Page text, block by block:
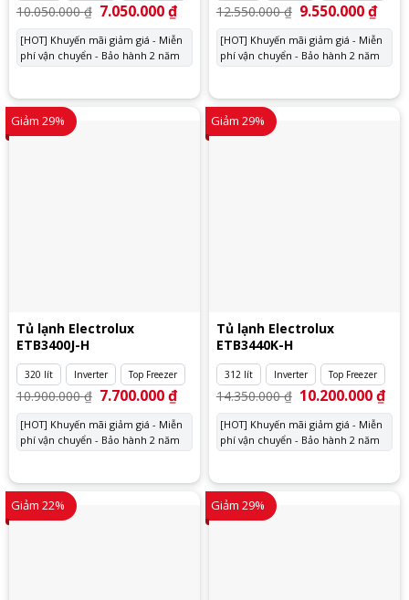
10.050.000₫ Giá
gốc
là:
10.050.000 ₫.
7.050.000₫Giá
tại
là:
7.050.000 ₫.
[HOT] Khuyến mãi giảm giá - Miễn
phí vận chuyển - Bảo hành 2 năm
12.550.000₫ Giá
gốc
là:
12.550.000 ₫.
9.550.000₫Giá
tại
là:
[HOT] Khuyến mãi giảm giá - Miễn
phí vận chuyển - Bảo hành 2 năm
Giảm 29%
Tủ lạnh Electrolux
ETB3400J-H
320 lít Inverter Top Freezer
10.900.000₫ Giá
gốc
là:
10.900.000 ₫.
7.700.000₫Giá
tại
là:
7.700.000 ₫.
[HOT] Khuyến mãi giảm giá - Miễn
phí vận chuyển - Bảo hành 2 năm
Giảm 29%
Tủ lạnh Electrolux
ETB3440K-H
312 lít Inverter Top Freezer
14.350.000₫ Giá
gốc
là:
14.350.000 ₫.
10.200.000₫Giá
tại
[HOT] Khuyến mãi giảm giá - Miễn
phí vận chuyển - Bảo hành 2 năm
Giảm 22% Giảm 29%